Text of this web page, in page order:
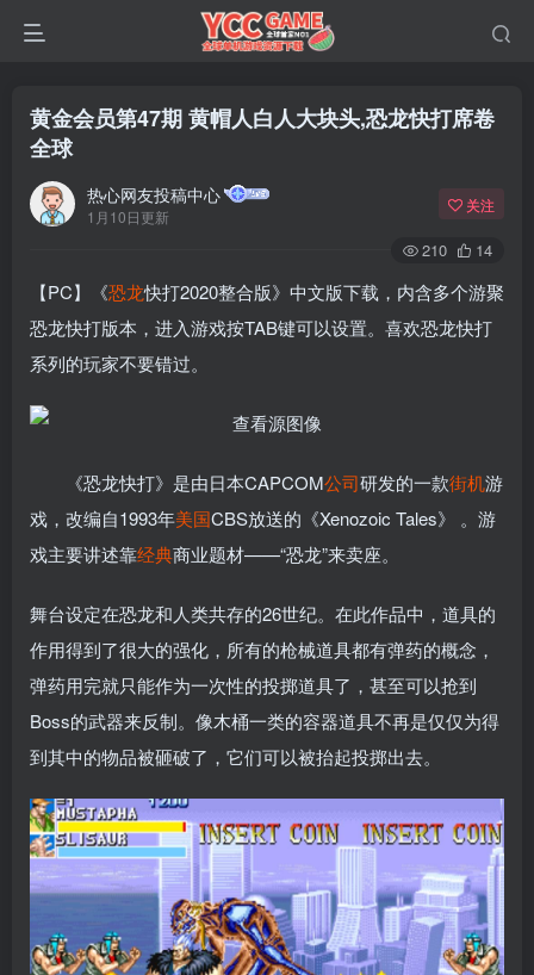
黄金会员第47期 黄帽人白人大块头,恐龙快打席卷
全球
热心网友投稿中心
1月10日更新
关注
210 14
【PC】《恐龙快打2020整合版》中文版下载，内含多个游聚
恐龙快打版本，进入游戏按TAB键可以设置。喜欢恐龙快打
系列的玩家不要错过。
《恐龙快打》是由日本CAPCOM公司研发的一款街机游
戏，改编自1993年美国CBS放送的《Xenozoic Tales》 。游
戏主要讲述靠经典商业题材——“恐龙”来卖座。
舞台设定在恐龙和人类共存的26世纪。在此作品中，道具的
作用得到了很大的强化，所有的枪械道具都有弹药的概念，
弹药用完就只能作为一次性的投掷道具了，甚至可以抢到
Boss的武器来反制。像木桶一类的容器道具不再是仅仅为得
到其中的物品被砸破了，它们可以被抬起投掷出去。